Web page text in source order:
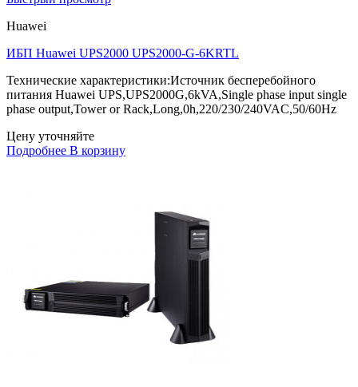
Huawei
ИБП Huawei UPS2000 UPS2000-G-6KRTL
Технические характеристики:Источник бесперебойного
питания Huawei UPS,UPS2000G,6kVA,Single phase input single
phase output,Tower or Rack,Long,0h,220/230/240VAC,50/60Hz
Цену уточняйте
Подробнее В корзину